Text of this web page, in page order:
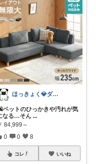
ほっきょく💎ダイヤモンド会員💎
ットのひっかきや汚れが気
なる…そん ...
84,999～
0 0 8
コレ いいね